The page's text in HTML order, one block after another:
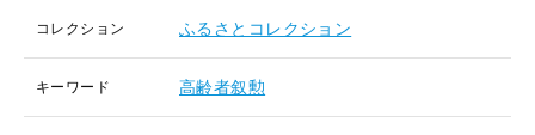
コレクション ふるさとコレクション
キーワード 高齢者叙勲